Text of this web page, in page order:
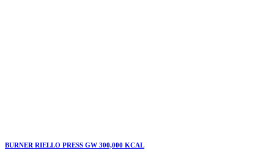
BURNER RIELLO PRESS GW 300,000 KCAL